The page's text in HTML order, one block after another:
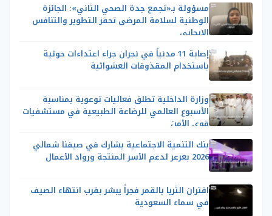
مسؤولة بـ«تجمع جدة الصحي الثاني»: الجائزة
الوطنية لسلامة المرضى تحفز التطوير والتنافس
الإيجابي
إصابة 11 مدنياً في نجران جراء اعتداءات حوثية
باستخدام المقذوفات العشوائية
وزارة الداخلية تطلق فعاليات توعوية بمناسبة
الأسبوع العالمي للرضاعة الطبيعية في مستشفيات
قوى الأمن
بنك التنمية الاجتماعية يشارك في صيفنا شمالي
2026 بعرعر لدعم الأسر المنتجة ورواد الأعمال
اقتران الثريا بالقمر فجراً يبشر بقرب انتهاء الصيف
في سماء السعودية